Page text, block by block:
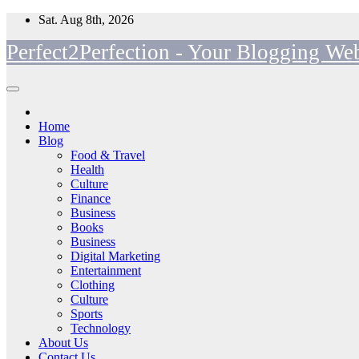
Skip
content
Sat. Aug 8th, 2026
Perfect2Perfection - Your Blogging
Home
Blog
Food & Travel
Health
Culture
Finance
Business
Books
Business
Digital Marketing
Entertainment
Clothing
Culture
Sports
Technology
About Us